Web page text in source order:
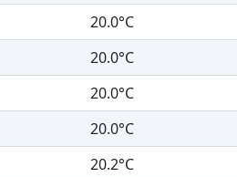
20.0°C
20.0°C
20.0°C
20.0°C
20.2°C